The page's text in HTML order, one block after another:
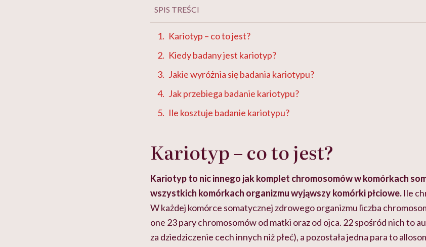
SPIS TREŚCI
Kariotyp – co to jest?
Kiedy badany jest kariotyp?
Jakie wyróżnia się badania kariotypu?
Jak przebiega badanie kariotypu?
Ile kosztuje badanie kariotypu?
Kariotyp – co to jest?
Kariotyp to nic innego jak komplet chromosomów w komórkach
wszystkich komórkach organizmu wyjąwszy komórki płciowe. Ile
W każdej komórce somatycznej zdrowego organizmu liczba
one 23 pary chromosomów od matki oraz od ojca. 22 spośród nich to
za dziedziczenie cech innych niż płeć), a pozostała jedna para to